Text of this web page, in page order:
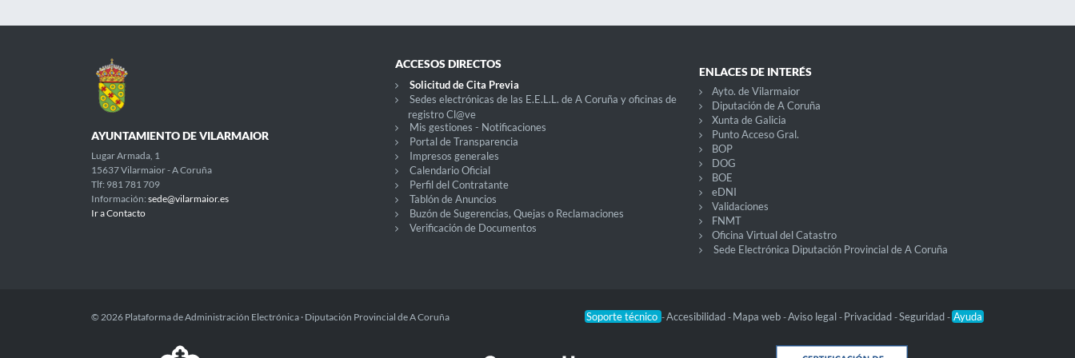
AYUNTAMIENTO DE VILARMAIOR
Lugar Armada, 1
15637 Vilarmaior - A Coruña
Tlf: 981 781 709
Información: sede@vilarmaior.es
Ir a Contacto
ACCESOS DIRECTOS
Solicitud de Cita Previa
Sedes electrónicas de las E.E.L.L. de A Coruña y oficinas de
registro Cl@ve
Mis gestiones - Notificaciones
Portal de Transparencia
Impresos generales
Calendario Oficial
Perfil del Contratante
Tablón de Anuncios
Buzón de Sugerencias, Quejas o Reclamaciones
Verificación de Documentos
ENLACES DE INTERÉS
Ayto. de Vilarmaior
Diputación de A Coruña
Xunta de Galicia
Punto Acceso Gral.
BOP
DOG
BOE
eDNI
Validaciones
FNMT
Oficina Virtual del Catastro
Sede Electrónica Diputación Provincial de A Coruña
Soporte técnico -Accesibilidad - Mapa web -Aviso legal - Privacidad -Seguridad - Ayuda
© 2026 Plataforma de Administración Electrónica · Diputación Provincial de A Coruña